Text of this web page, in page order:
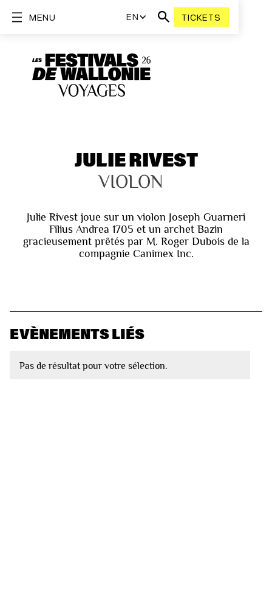
EN TICKETS
MENU
JULIE RIVEST
VIOLON
Julie Rivest joue sur un violon Joseph Guarneri
Filius Andrea 1705 et un archet Bazin
gracieusement prêtés par M. Roger Dubois de la
compagnie Canimex Inc.
EVÈNEMENTS LIÉS
Pas de résultat pour votre sélection.